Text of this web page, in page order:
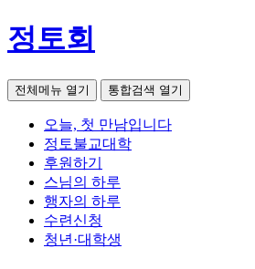
정토회
전체메뉴 열기 통합검색 열기
오늘, 첫 만남입니다
정토불교대학
후원하기
스님의 하루
행자의 하루
수련신청
청년·대학생